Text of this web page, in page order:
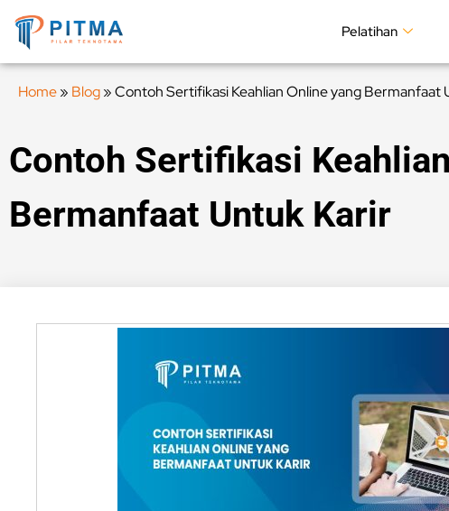
Pelatihan
Home» Blog»Contoh Sertifikasi Keahlian Online yang Bermanfaat
Contoh Sertifikasi
Bermanfaat Untuk Karir